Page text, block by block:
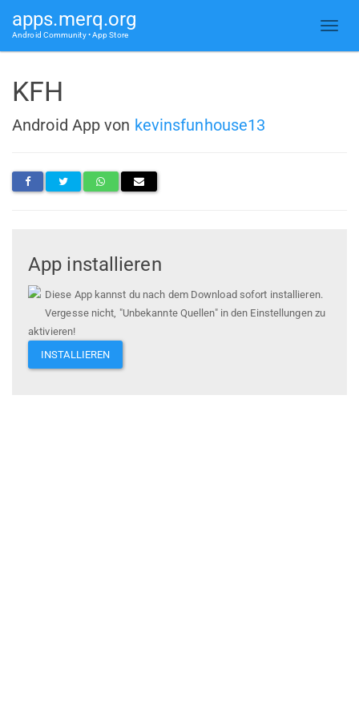
apps.merq.org
Android Community • App Store
KFH
Android App von kevinsfunhouse13
App installieren
Diese App kannst du nach dem Download sofort installieren.
Vergesse nicht, "Unbekannte Quellen" in den Einstellungen zu
aktivieren!
INSTALLIEREN